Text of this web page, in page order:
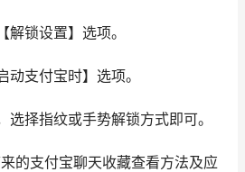
锁设置】选项。
支付宝时】选项。
择指纹或手势解锁方式即可。
的支付宝聊天收藏查看方法及应